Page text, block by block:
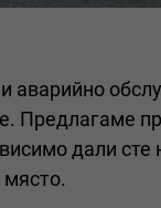
Предлагаме
дали сте